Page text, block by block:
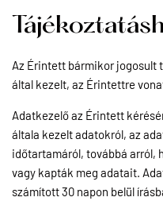
Az Érintett bármikor jogosult
által kezelt, az Érintettre
Adatkezelő az Érintett
általa kezelt adatokról, az
időtartamáról, továbbá arról,
vagy kapták meg adatait.
számított 30 napon belül